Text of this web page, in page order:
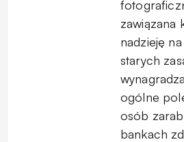
zawiązana
nadzieję
starych
ogólne
osób
bankach